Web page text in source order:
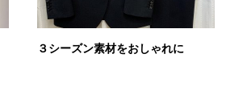
３シーズン素材をおしゃれに